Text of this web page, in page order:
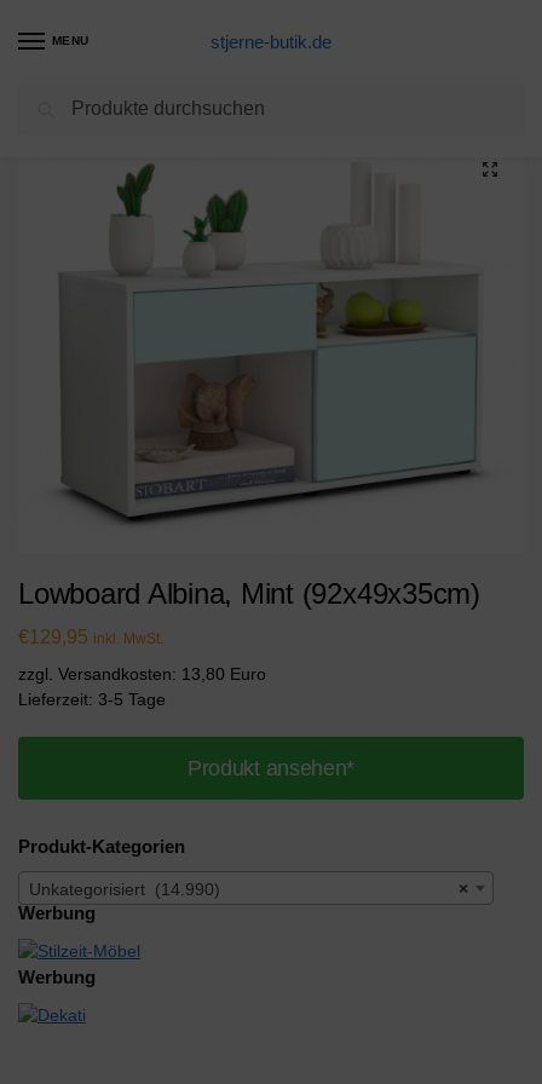
MENU stjerne-butik.de
Unkategorisiert / Lowboard Albina, Mint (92x49x35cm)
Lowboard Albina, Mint (92x49x35cm)
€129,95 inkl. MwSt.
zzgl. Versandkosten: 13,80 Euro
Lieferzeit: 3-5 Tage
Produkt ansehen*
Produkt-Kategorien
×
Unkategorisiert (14.990)
Werbung
Werbung